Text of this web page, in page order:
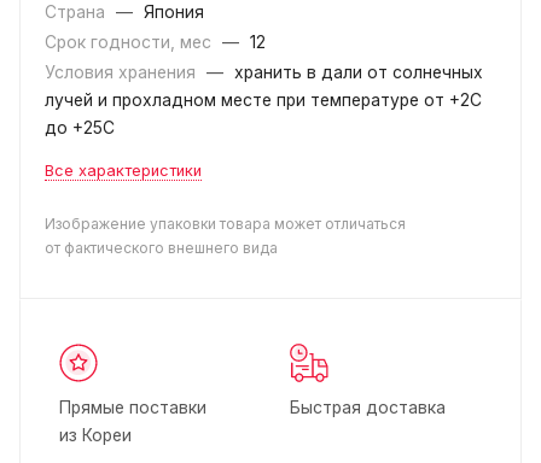
Страна
— Япония
Срок годности, мес
— 12
Условия хранения
— хранить в дали от солнечных
лучей и прохладном месте при температуре от +2С
до +25С
Все характеристики
Изображение упаковки товара может отличаться
от фактического внешнего вида
Прямые поставки
из Кореи
Быстрая доставка